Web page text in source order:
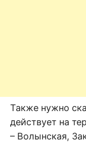
Также нужно
действует на
– Волынская,